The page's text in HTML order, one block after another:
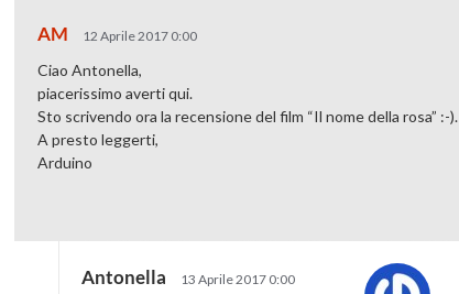
AM 12 Aprile 2017 0:00
Ciao Antonella,
piacerissimo averti qui.
Sto scrivendo ora la recensione del film “Il nome della rosa” :-).
A presto leggerti,
Arduino
Antonella 13 Aprile 2017 0:00